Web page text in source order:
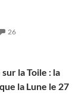
26
la Toile : la
la Lune le 27